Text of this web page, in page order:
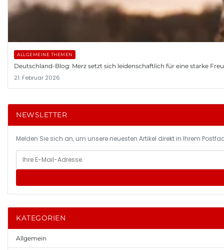
ALLGEMEINE THEMEN
Deutschland-Blog: Merz setzt sich leidenschaftlich für eine starke
21. Februar 2026
NEWSLETTER
Melden Sie sich an, um unsere neuesten Artikel direkt in Ihrem
KATEGORIEN
Allgemein